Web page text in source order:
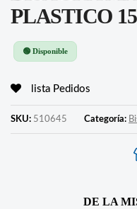
PLASTICO
🟢 Disponible
lista Pedidos
SKU: 510645 Categoría:
DE LA